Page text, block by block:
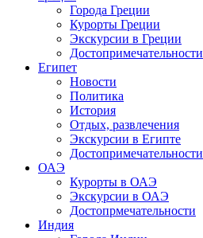
Города Греции
Курорты Греции
Экскурсии в Греции
Достопримечательности
Египет
Новости
Политика
История
Отдых, развлечения
Экскурсии в Египте
Достопримечательности
ОАЭ
Курорты в ОАЭ
Экскурсии в ОАЭ
Достопрмечательности
Индия